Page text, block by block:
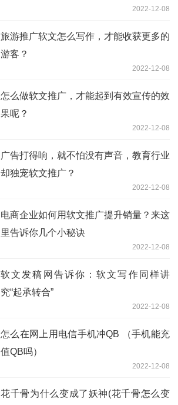
2022-12-08
旅游推广软文怎么写作，才能收获更多的
游客？
2022-12-08
怎么做软文推广，才能起到有效宣传的效
果呢？
2022-12-08
广告打得响，就不怕没有声音，教育行业
却独宠软文推广？
2022-12-08
电商企业如何用软文推广提升销量？来这
里告诉你几个小秘诀
2022-12-08
软文发稿网告诉你：软文写作同样讲
究“起承转合”
2022-12-08
怎么在网上用电信手机冲QB （手机能充
值QB吗）
2022-12-08
花千骨为什么变成了妖神(花千骨怎么变